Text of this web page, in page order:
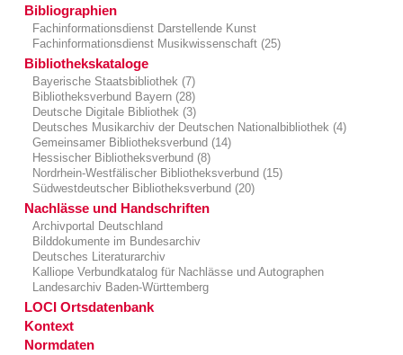
Bibliographien
Fachinformationsdienst Darstellende Kunst
Fachinformationsdienst Musikwissenschaft (25)
Bibliothekskataloge
Bayerische Staatsbibliothek (7)
Bibliotheksverbund Bayern (28)
Deutsche Digitale Bibliothek (3)
Deutsches Musikarchiv der Deutschen Nationalbibliothek (4)
Gemeinsamer Bibliotheksverbund (14)
Hessischer Bibliotheksverbund (8)
Nordrhein-Westfälischer Bibliotheksverbund (15)
Südwestdeutscher Bibliotheksverbund (20)
Nachlässe und Handschriften
Archivportal Deutschland
Bilddokumente im Bundesarchiv
Deutsches Literaturarchiv
Kalliope Verbundkatalog für Nachlässe und Autographen
Landesarchiv Baden-Württemberg
LOCI Ortsdatenbank
Kontext
Normdaten